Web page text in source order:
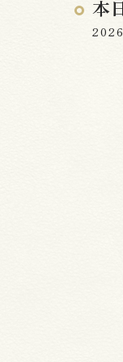
本